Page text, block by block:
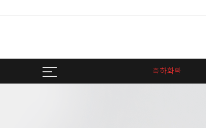
축하화환